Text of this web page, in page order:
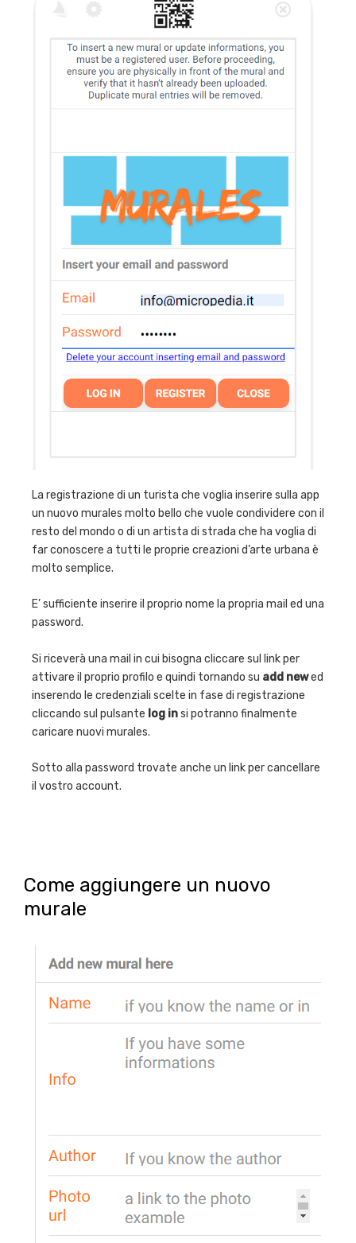
La registrazione di un turista che voglia inserire sulla app
un nuovo murales molto bello che vuole condividere con il
resto del mondo o di un artista di strada che ha voglia di
far conoscere a tutti le proprie creazioni d’arte urbana è
molto semplice.
E’ sufficiente inserire il proprio nome la propria mail ed una
password.
Si riceverà una mail in cui bisogna cliccare sul link per
attivare il proprio profilo e quindi tornando su add newed
inserendo le credenziali scelte in fase di registrazione
cliccando sul pulsante log insi potranno finalmente
caricare nuovi murales.
Sotto alla password trovate anche un link per cancellare
il vostro account.
Come aggiungere un nuovo
murale